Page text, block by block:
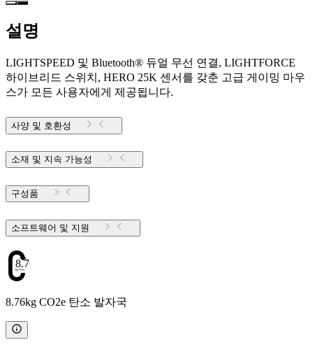
설명
LIGHTSPEED 및 Bluetooth® 듀얼 무선 연결, LIGHTFORCE
하이브리드 스위치, HERO 25K 센서를 갖춘 고급 게이밍 마우
스가 모든 사용자에게 제공됩니다.
사양 및 호환성
소재 및 지속 가능성
구성품
소프트웨어 및 지원
8.76
8.76kg CO2e 탄소 발자국